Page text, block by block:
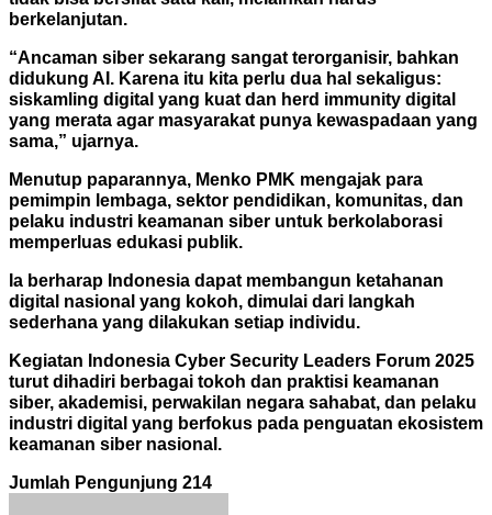
berkelanjutan.
“Ancaman siber sekarang sangat terorganisir, bahkan
didukung AI. Karena itu kita perlu dua hal sekaligus:
siskamling digital yang kuat dan herd immunity digital
yang merata agar masyarakat punya kewaspadaan yang
sama,” ujarnya.
Menutup paparannya, Menko PMK mengajak para
pemimpin lembaga, sektor pendidikan, komunitas, dan
pelaku industri keamanan siber untuk berkolaborasi
memperluas edukasi publik.
Ia berharap Indonesia dapat membangun ketahanan
digital nasional yang kokoh, dimulai dari langkah
sederhana yang dilakukan setiap individu.
Kegiatan Indonesia Cyber Security Leaders Forum 2025
turut dihadiri berbagai tokoh dan praktisi keamanan
siber, akademisi, perwakilan negara sahabat, dan pelaku
industri digital yang berfokus pada penguatan ekosistem
keamanan siber nasional.
Jumlah Pengunjung 214